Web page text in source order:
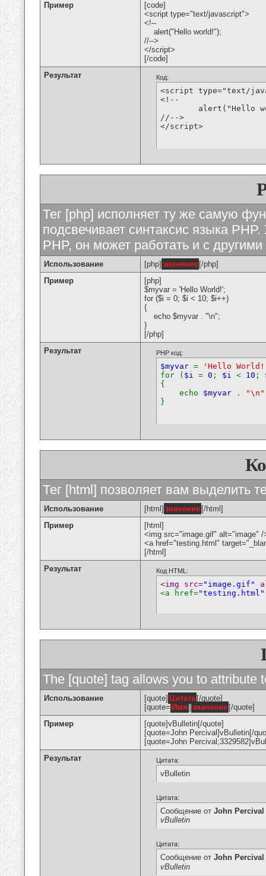
Пример
[code]
<script type="text/javascript">
<!--
alert("Hello world!");
//-->
</script>
[/code]
Результат
Код:
<script type="text/
<!--
//-->
</script>
Тег [php] исполняет ту же самую
подсвечивает синтаксис языка
PHP, он может работать и с
Использование [php] значение [/php]
Пример
[php]
$myvar = 'Hello World!';
for ($i = 0; $i < 10; $i++)
{
echo $myvar . "\n";
}
[/php]
Результат
PHP код:
$myvar =
'Hello
for ( $i = 0 ; $i < 10 ;
{
echo $myvar . "\n"
}
Тег [html] позволяет вам выделить
Использование [html] значение [/html]
Пример
[html]
<img src="image.gif" alt="image" /
<a href="testing.html"
[/html]
Результат
Код HTML:
<img src="image.gif"
<a href="testing.html"
The [quote] tag allows you to attribute
Использование [quote] Цитата [/quote]
[quote= Имя ] значение [/quote]
Пример
[quote]vBulletin[/quote]
[quote=John Percival]vBulletin[/
[quote=John
Результат
Цитата:
vBulletin
Цитата:
Сообщение от John Percival
vBulletin
Цитата:
Сообщение от John Percival
vBulletin